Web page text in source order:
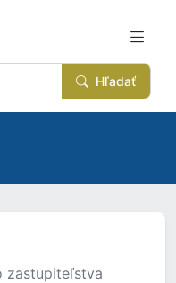
Hľadať
zastupiteľstva